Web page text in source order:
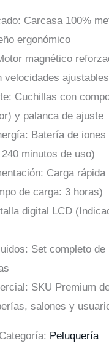
Carcasa 100%
ergonómico
magnético
velocidades ajustables
Cuchillas con
y palanca de ajuste
Batería de iones
minutos de uso)
Carga rápida
de carga: 3 horas)
digital LCD
Set completo de
SKU Premium
salones y
Categoría: Peluquería